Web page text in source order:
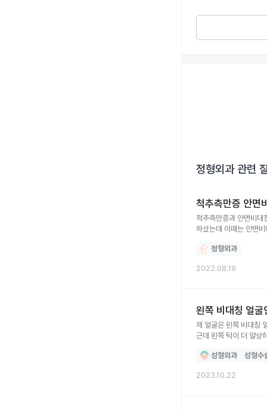
정형외과관련
척추측만증 안면
척추측만증과 안면비대
하셨는데 이때는 안면
정형외과
2022.08.19
왼쪽 비대칭 얼
제 얼굴은 왼쪽 비대칭
근데 왼쪽 턱이 더 얄상
성형외과 성형수
2023.10.22